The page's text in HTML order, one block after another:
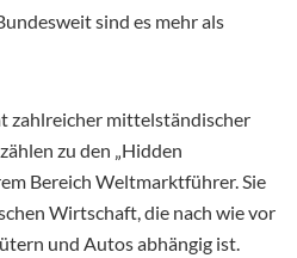
sind es mehr als
zahlreicher mittelständischer
zu den „Hidden
Bereich Weltmarktführer. Sie
Wirtschaft, die nach wie vor
und Autos abhängig ist.